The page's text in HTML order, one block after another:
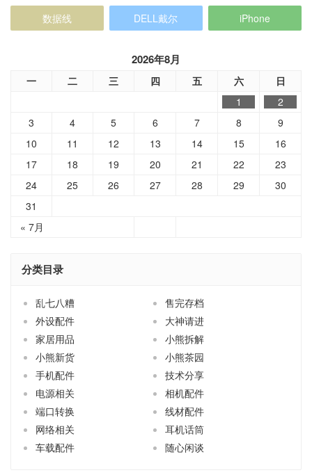
数据线 DELL戴尔 iPhone
2026年8月
一 二 三 四 五 六 日
« 7月
1
2
3
4 5 6 7 8
9
10
11 12 13 14 15
16
17
18 19 20 21 22
23
24
25 26 27 28 29
30
31
分类目录
乱七八糟
售完存档
外设配件
大神请进
家居用品
小熊拆解
小熊新货
小熊茶园
手机配件
技术分享
电源相关
相机配件
端口转换
线材配件
网络相关
耳机话筒
车载配件
随心闲谈